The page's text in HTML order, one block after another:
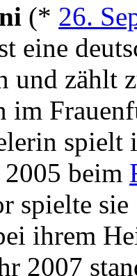
(* 26.
eine
und zählt
im
spielt
2005 beim
spielte sie
ihrem
2007